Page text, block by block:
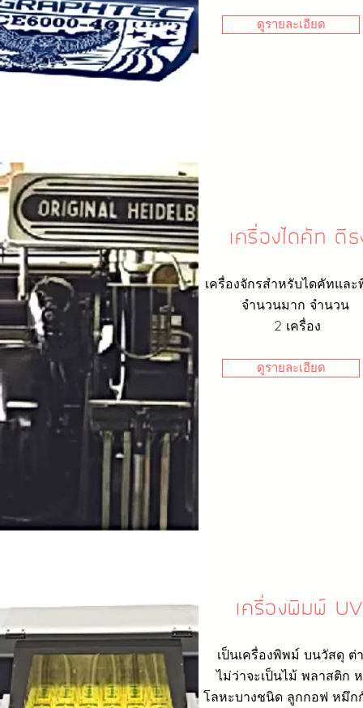
ดูรายละเอียด
เครื่องไดคัท ตี
เครื่องจักรสำหรับไดคัทแล
จำนวนมาก จำนวน
2 เครื่อง
ดูรายละเอียด
เครื่องพิมพ์ UV
เป็นเครื่องพิพม์ บนวัสดุ ต่
ไม่ว่าจะเป็นไม้ พลาสติก
โลหะบางชนิด ลูกกอฟ หมึก